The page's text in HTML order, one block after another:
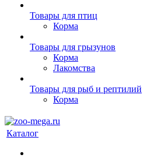
Товары для птиц
Корма
Товары для грызунов
Корма
Лакомства
Товары для рыб и рептилий
Корма
Каталог